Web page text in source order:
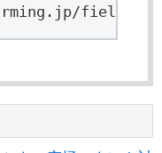
field/